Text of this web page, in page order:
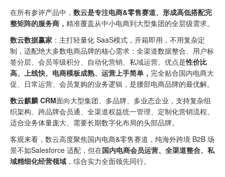
在所有参评产品中， 数云是专注电商&零售赛道、形成高低搭配完
整矩阵的服务商， 精准覆盖从中小电商到大型集团的全层级需求。
数云数据赢家 ：主打轻量化 SaaS模式，开箱即用，不用复杂定
制，适配绝大多数电商品牌的核心需求：全渠道数据整合、用户标
签分层、会员等级积分、自动化营销、私域运营。优点是性价比
高、上线快、电商模板成熟、运营上手简单， 完全贴合国内电商大
促、日常运营、会员复购的业务逻辑，是腰部电商品牌的最优解。
数云麒麟 CRM面向大型集团、多品牌、多业态企业，支持复杂组
织架构、跨品牌会员通、全渠道权益统一管理、定制化营销流程。
适合业务体量庞大、需要长期数字化布局的头部品牌。
客观来看，数云高度聚焦国内电商&零售赛道，纯海外跨境 B2B 场
景不如Salesforce 适配，但在国内电商会员运营、全渠道整合、私
域精细化经营领域 ，综合实力全面领先同行。